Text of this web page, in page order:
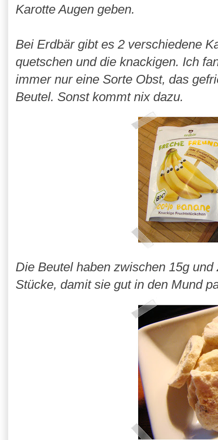
Karotte Augen geben.
Bei Erdbär gibt es 2 verschiedene
quetschen und die knackigen. Ich
immer nur eine Sorte Obst, das
Beutel. Sonst kommt nix dazu.
Die Beutel haben zwischen 15g
Stücke, damit sie gut in den Mund